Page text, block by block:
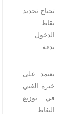
تحتاج تحديد
نقاط
الدخول
بدقة
يعتمد على
خبرة الفني
في توزيع
النقاط